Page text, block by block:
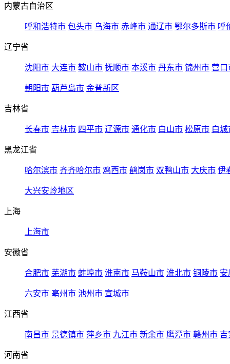
内蒙古自治区
呼和浩特市 包头市 乌海市 赤峰市 通辽市 鄂尔多斯市 呼
辽宁省
沈阳市 大连市 鞍山市 抚顺市 本溪市 丹东市 锦州市 营口
朝阳市 葫芦岛市 金普新区
吉林省
长春市 吉林市 四平市 辽源市 通化市 白山市 松原市 白城
黑龙江省
哈尔滨市 齐齐哈尔市 鸡西市 鹤岗市 双鸭山市 大庆市 伊
大兴安岭地区
上海
上海市
安徽省
合肥市 芜湖市 蚌埠市 淮南市 马鞍山市 淮北市 铜陵市 安
六安市 亳州市 池州市 宣城市
江西省
南昌市 景德镇市 萍乡市 九江市 新余市 鹰潭市 赣州市 吉
河南省